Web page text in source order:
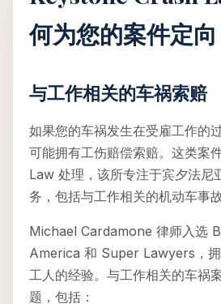
何为您的案件定向
与工作相关的车祸索赔
如果您的车祸发生在受雇工作的
可能拥有工伤赔偿索赔。这类案
Law 处理，该所专注于宾夕法尼
务，包括与工作相关的机动车事故
Michael Cardamone 律师入选
America 和 Super Lawyers，
工人的经验。与工作相关的车祸
题，包括：